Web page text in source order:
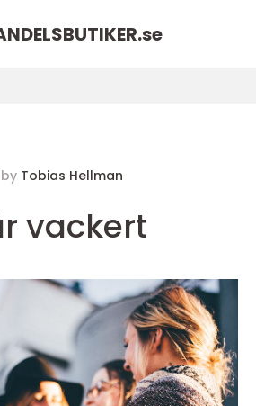
se
by Tobias Hellman
vackert